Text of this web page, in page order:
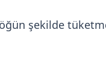
şekilde